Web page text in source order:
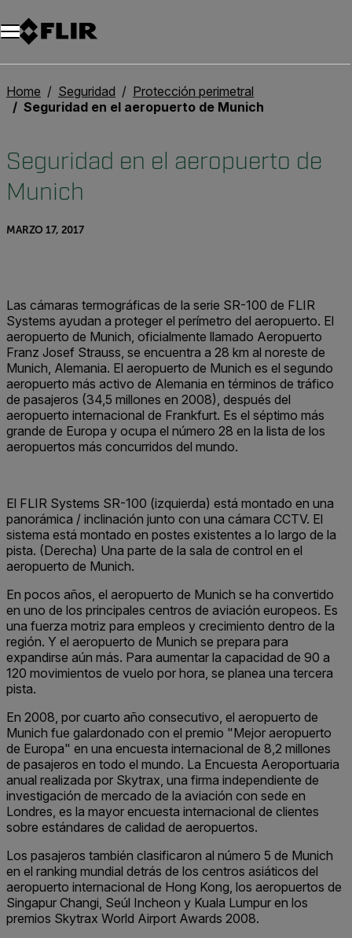
Unread messages
Modelo
Eliminar
artículos
artículo
Añadir al carro
Añadido al carro
Home Seguridad
Protección perimetral
Seguridad en el aeropuerto de Munich
Seguridad en el aeropuerto de
Munich
MARZO 17, 2017
Las cámaras termográficas de la serie SR-100 de FLIR
Systems ayudan a proteger el perímetro del aeropuerto. El
aeropuerto de Munich, oficialmente llamado Aeropuerto
Franz Josef Strauss, se encuentra a 28 km al noreste de
Munich, Alemania. El aeropuerto de Munich es el segundo
aeropuerto más activo de Alemania en términos de tráfico
de pasajeros (34,5 millones en 2008), después del
aeropuerto internacional de Frankfurt. Es el séptimo más
grande de Europa y ocupa el número 28 en la lista de los
aeropuertos más concurridos del mundo.
El FLIR Systems SR-100 (izquierda) está montado en una
panorámica / inclinación junto con una cámara CCTV. El
sistema está montado en postes existentes a lo largo de la
pista. (Derecha) Una parte de la sala de control en el
aeropuerto de Munich.
En pocos años, el aeropuerto de Munich se ha convertido
en uno de los principales centros de aviación europeos. Es
una fuerza motriz para empleos y crecimiento dentro de la
región. Y el aeropuerto de Munich se prepara para
expandirse aún más. Para aumentar la capacidad de 90 a
120 movimientos de vuelo por hora, se planea una tercera
pista.
En 2008, por cuarto año consecutivo, el aeropuerto de
Munich fue galardonado con el premio "Mejor aeropuerto
de Europa" en una encuesta internacional de 8,2 millones
de pasajeros en todo el mundo. La Encuesta Aeroportuaria
anual realizada por Skytrax, una firma independiente de
investigación de mercado de la aviación con sede en
Londres, es la mayor encuesta internacional de clientes
sobre estándares de calidad de aeropuertos.
Los pasajeros también clasificaron al número 5 de Munich
en el ranking mundial detrás de los centros asiáticos del
aeropuerto internacional de Hong Kong, los aeropuertos de
Singapur Changi, Seúl Incheon y Kuala Lumpur en los
premios Skytrax World Airport Awards 2008.